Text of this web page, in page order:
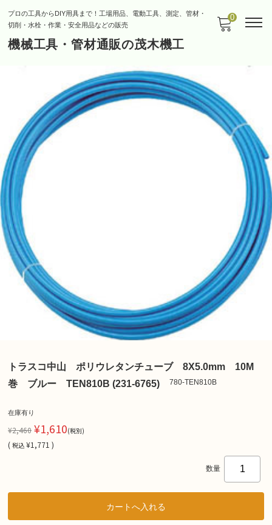
プロの工具からDIY用具まで！工場用品、電動工具、測定、管材・
切削・水栓・作業・安全用品などの販売
機械工具・管材通販の茂木機工
0
トラスコ中山 ポリウレタンチューブ 8X5.0mm 10M
巻 ブルー TEN810B (231-6765)
780-TEN810B
在庫有り
¥2,460 ¥1,610(税別)
( 税込 ¥1,771 )
数量